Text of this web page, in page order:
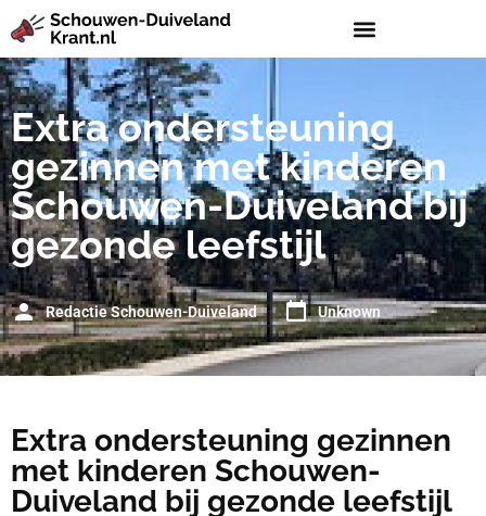
Extra ondersteuning
gezinnen met kinderen
Schouwen-Duiveland bij
gezonde leefstijl
Redactie Schouwen-Duiveland Unknown
Extra ondersteuning gezinnen
met kinderen Schouwen-
Duiveland bij gezonde leefstijl